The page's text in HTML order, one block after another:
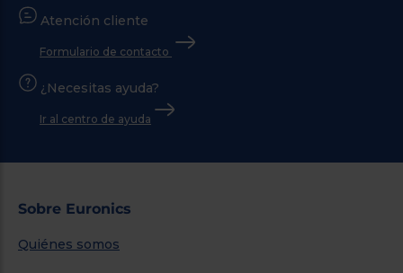
Atención cliente
Formulario de contacto
¿Necesitas ayuda?
Ir al centro de ayuda
Sobre Euronics
Quiénes somos